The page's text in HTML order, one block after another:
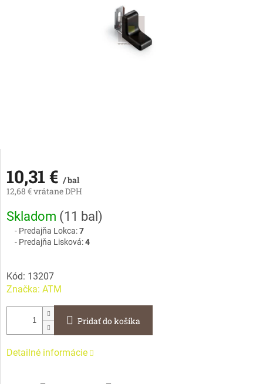
10,31 € / bal
12,68 € vrátane DPH
Jednotková
cena:
Skladom (11 bal )
Predajňa Lokca:7
Predajňa Lisková:4
Kód: 13207
Značka: ATM
Pridať do košíka
Detailné informácie